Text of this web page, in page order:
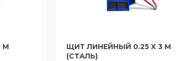
М
ЩИТ ЛИНЕЙНЫЙ 0.25 X 3 М
(СТАЛЬ)